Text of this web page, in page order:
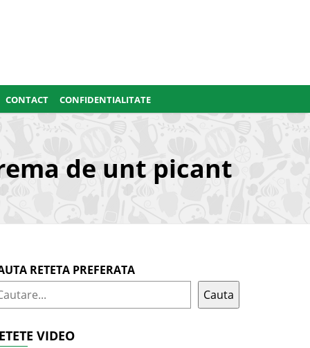
CONTACT CONFIDENTIALITATE
de unt picant
RETETA PREFERATA
Cauta
VIDEO